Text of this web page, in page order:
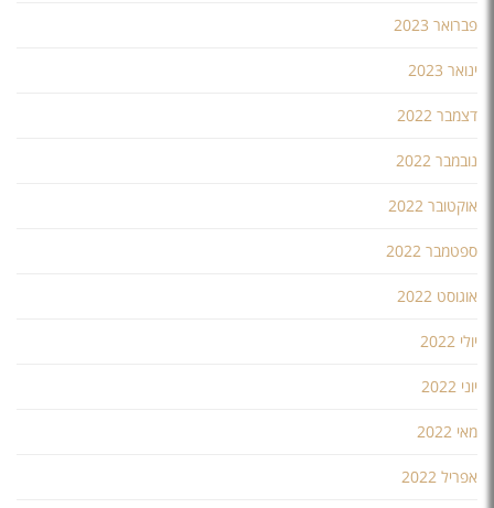
פברואר 2023
ינואר 2023
דצמבר 2022
נובמבר 2022
אוקטובר 2022
ספטמבר 2022
אוגוסט 2022
יולי 2022
יוני 2022
מאי 2022
אפריל 2022